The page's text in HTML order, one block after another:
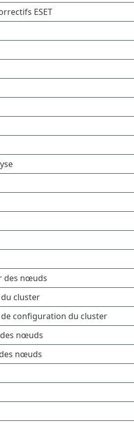
ESET
des nœuds
cluster
configuration du cluster
nœuds
nœuds